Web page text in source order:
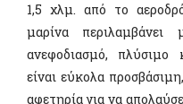
1,5 χλμ. από το
μαρίνα
ανεφοδιασμό, πλύσιμο
είναι εύκολα
αφετηρία για να